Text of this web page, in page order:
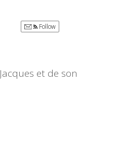
Follow
et de son